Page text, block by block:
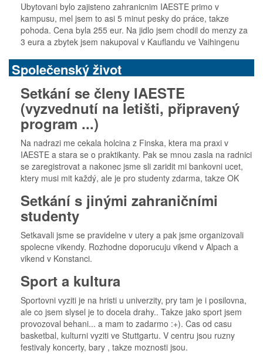
Ubytovani bylo zajisteno zahranicnim IAESTE primo v
kampusu, mel jsem to asi 5 minut pesky do práce, takze
pohoda. Cena byla 255 eur. Na jidlo jsem chodil do menzy za
3 eura a zbytek jsem nakupoval v Kauflandu ve Vaihingenu
Společenský život
Setkání se členy IAESTE
(vyzvednutí na letišti, připravený
program ...)
Na nadrazi me cekala holcina z Finska, ktera ma praxi v
IAESTE a stara se o praktikanty. Pak se mnou zasla na radnici
se zaregistrovat a nakonec jsme sli zaridit mi bankovni ucet,
ktery musi mit každý, ale je pro studenty zdarma, takze OK
Setkání s jinými zahraničními
studenty
Setkavali jsme se pravidelne v utery a pak jsme organizovali
spolecne vikendy. Rozhodne doporucuju vikend v Alpach a
vikend v Konstanci.
Sport a kultura
Sportovni vyziti je na hristi u univerzity, pry tam je i posilovna,
ale co jsem slysel je to docela drahy.. Takze jako sport jsem
provozoval behani... a mam to zadarmo :+). Cas od casu
basketbal, kulturni vyziti ve Stuttgartu. V centru jsou ruzny
festivaly koncerty, bary , takze moznosti jsou.